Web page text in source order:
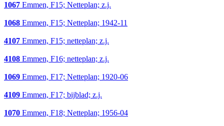
1067 Emmen, F15; Netteplan; z.j.
1068 Emmen, F15; Netteplan; 1942-11
4107 Emmen, F15; netteplan; z.j.
4108 Emmen, F16; netteplan; z.j.
1069 Emmen, F17; Netteplan; 1920-06
4109 Emmen, F17; bijblad; z.j.
1070 Emmen, F18; Netteplan; 1956-04